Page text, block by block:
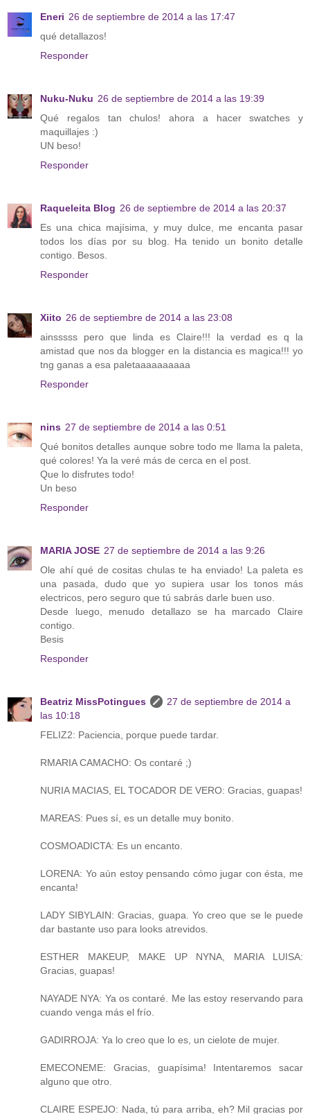
Eneri 26 de septiembre de 2014 a las 17:47
qué detallazos!
Responder
Nuku-Nuku 26 de septiembre de 2014 a las 19:39
Qué regalos tan chulos! ahora a hacer swatches y
maquillajes :)
UN beso!
Responder
Raqueleita Blog 26 de septiembre de 2014 a las 20:37
Es una chica majísima, y muy dulce, me encanta pasar
todos los días por su blog. Ha tenido un bonito detalle
contigo. Besos.
Responder
Xiito 26 de septiembre de 2014 a las 23:08
ainsssss pero que linda es Claire!!! la verdad es q la
amistad que nos da blogger en la distancia es magica!!! yo
tng ganas a esa paletaaaaaaaaaa
Responder
nins 27 de septiembre de 2014 a las 0:51
Qué bonitos detalles aunque sobre todo me llama la paleta,
qué colores! Ya la veré más de cerca en el post.
Que lo disfrutes todo!
Un beso
Responder
MARIA JOSE 27 de septiembre de 2014 a las 9:26
Ole ahí qué de cositas chulas te ha enviado! La paleta es
una pasada, dudo que yo supiera usar los tonos más
electricos, pero seguro que tú sabrás darle buen uso.
Desde luego, menudo detallazo se ha marcado Claire
contigo.
Besis
Responder
Beatriz MissPotingues
27 de septiembre de 2014 a
las 10:18
FELIZ2: Paciencia, porque puede tardar.
RMARIA CAMACHO: Os contaré ;)
NURIA MACIAS, EL TOCADOR DE VERO: Gracias, guapas!
MAREAS: Pues sí, es un detalle muy bonito.
COSMOADICTA: Es un encanto.
LORENA: Yo aún estoy pensando cómo jugar con ésta, me
encanta!
LADY SIBYLAIN: Gracias, guapa. Yo creo que se le puede
dar bastante uso para looks atrevidos.
ESTHER MAKEUP, MAKE UP NYNA, MARIA LUISA:
Gracias, guapas!
NAYADE NYA: Ya os contaré. Me las estoy reservando para
cuando venga más el frío.
GADIRROJA: Ya lo creo que lo es, un cielote de mujer.
EMECONEME: Gracias, guapísima! Intentaremos sacar
alguno que otro.
CLAIRE ESPEJO: Nada, tú para arriba, eh? Mil gracias por